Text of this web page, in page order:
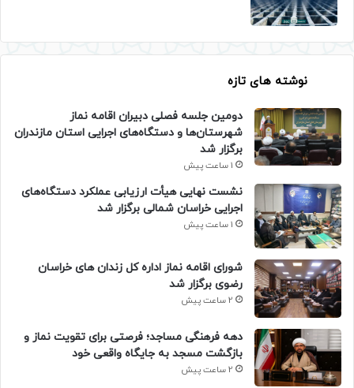
نوشته های تازه
دومین جلسه فصلی دبیران اقامه نماز
شهرستان‌ها و دستگاه‌های اجرایی استان مازندران
برگزار شد
1 ساعت پیش
نشست نهایی هیأت ارزیابی عملکرد دستگاه‌های
اجرایی خراسان شمالی برگزار شد
1 ساعت پیش
شورای اقامه نماز اداره کل زندان های خراسان
رضوی برگزار شد
2 ساعت پیش
دهه فرهنگی مساجد؛ فرصتی برای تقویت نماز و
بازگشت مسجد به جایگاه واقعی خود
2 ساعت پیش